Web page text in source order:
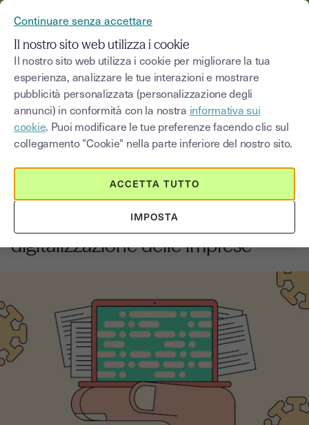
Blog
Seleziona una categoria Saisissez un terme
2 settembre 2025
Come il COVID ha accelerato la
digitalizzazione delle imprese
Continuare senza accettare
Il nostro sito web utilizza i cookie
Il nostro sito web utilizza i cookie per migliorare la tua
esperienza, analizzare le tue interazioni e mostrare
pubblicità personalizzata (personalizzazione degli
annunci) in conformità con la nostra informativa sui
cookie. Puoi modificare le tue preferenze facendo clic sul
collegamento "Cookie" nella parte inferiore del nostro sito.
IMPOSTA
ACCETTA TUTTO